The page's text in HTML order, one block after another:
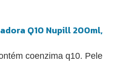
Q10 Nupill 200ml,
coenzima q10. Pele